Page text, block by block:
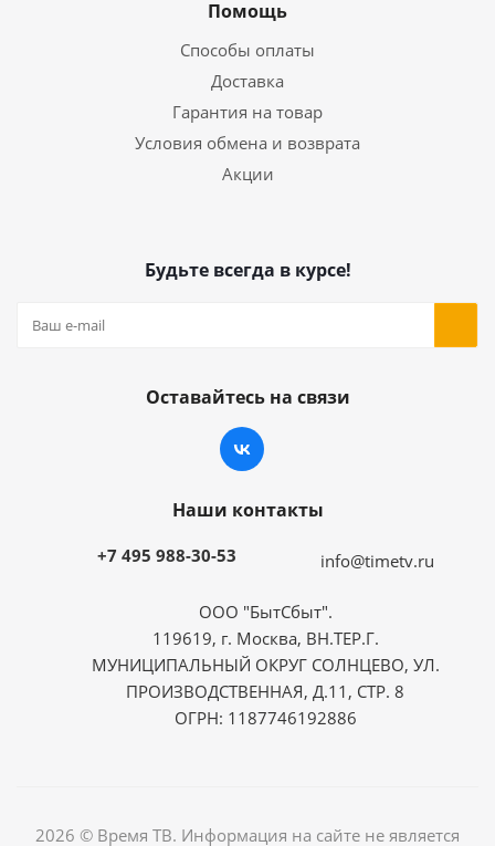
Помощь
Способы оплаты
Доставка
Гарантия на товар
Условия обмена и возврата
Акции
Будьте всегда в курсе!
Оставайтесь на связи
Наши контакты
+7 495 988-30-53 info@timetv.ru
ООО "БытСбыт".
119619, г. Москва, ВН.ТЕР.Г.
МУНИЦИПАЛЬНЫЙ ОКРУГ СОЛНЦЕВО, УЛ.
ПРОИЗВОДСТВЕННАЯ, Д.11, СТР. 8
ОГРН: 1187746192886
2026 © Время ТВ. Информация на сайте не является